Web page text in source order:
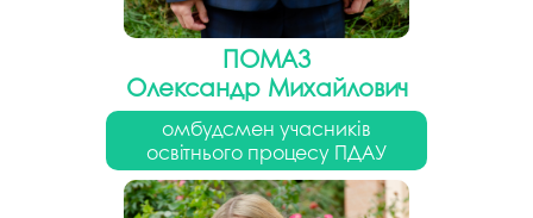
ПОМАЗ
Олександр Михайлович
омбудсмен учасників
освітнього процесу ПДАУ